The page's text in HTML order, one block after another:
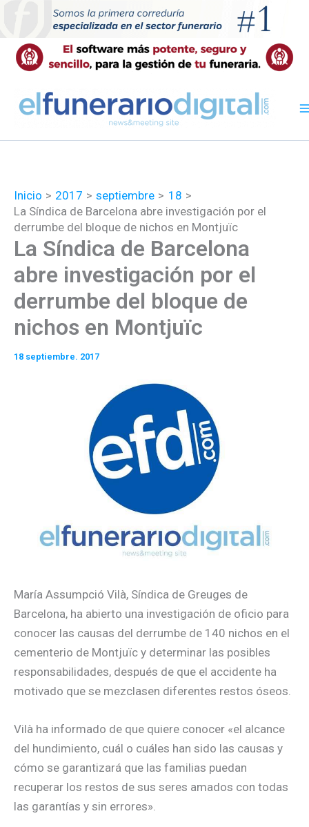
contenido
Inicio 2017 septiembre
18
La Síndica de Barcelona abre investigación por el
derrumbe del bloque de nichos en Montjuïc
La Síndica de Barcelona
abre investigación por el
derrumbe del bloque de
nichos en Montjuïc
18 septiembre. 2017
María Assumpció Vilà, Síndica de Greuges de
Barcelona, ha abierto una investigación de oficio para
conocer las causas del derrumbe de 140 nichos en el
cementerio de Montjuïc y determinar las posibles
responsabilidades, después de que el accidente ha
motivado que se mezclasen diferentes restos óseos.
Vilà ha informado de que quiere conocer «el alcance
del hundimiento, cuál o cuáles han sido las causas y
cómo se garantizará que las familias puedan
recuperar los restos de sus seres amados con todas
las garantías y sin errores».